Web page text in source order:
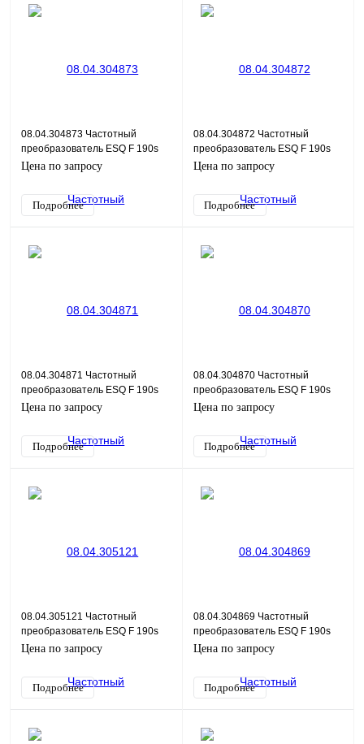
08.04.304873 Частотный
преобразователь ESQ F 190s
4T-4G/5.5P
Цена по запросу
Подробнее
08.04.304872 Частотный
преобразователь ESQ F 190s
4T-2.2G/4P
Цена по запросу
Подробнее
08.04.304871 Частотный
преобразователь ESQ F 190s
4T-1.5G/2.2P
Цена по запросу
Подробнее
08.04.304870 Частотный
преобразователь ESQ F 190s
4T-0.75G/1.5P
Цена по запросу
Подробнее
08.04.305121 Частотный
преобразователь ESQ F 190s
4T-0.4G/0.75P
Цена по запросу
Подробнее
08.04.304869 Частотный
преобразователь ESQ F 190s
2S-7.5K
Цена по запросу
Подробнее